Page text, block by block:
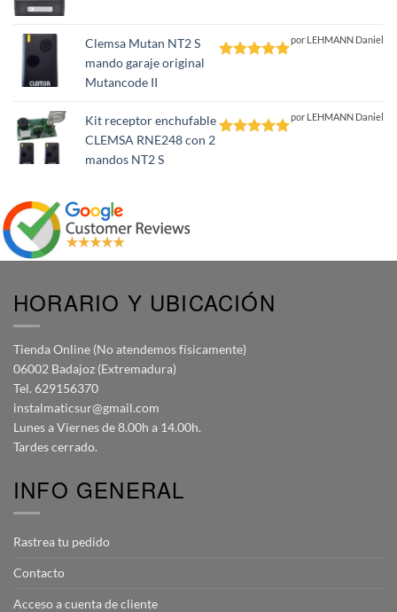
Clemsa Mutan NT2 S
mando garaje original
Mutancode II
por LEHMANN Daniel
Kit receptor enchufable
CLEMSA RNE248 con 2
mandos NT2 S
por LEHMANN Daniel
HORARIO Y UBICACIÓN
Tienda Online (No atendemos físicamente)
06002 Badajoz (Extremadura)
Tel. 629156370
instalmaticsur@gmail.com
Lunes a Viernes de 8.00h a 14.00h.
Tardes cerrado.
INFO GENERAL
Rastrea tu pedido
Contacto
Acceso a cuenta de cliente